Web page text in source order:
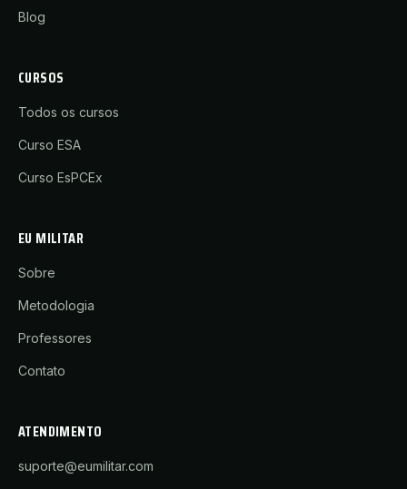
Blog
CURSOS
Todos os cursos
Curso ESA
Curso EsPCEx
EU MILITAR
Sobre
Metodologia
Professores
Contato
ATENDIMENTO
suporte@eumilitar.com